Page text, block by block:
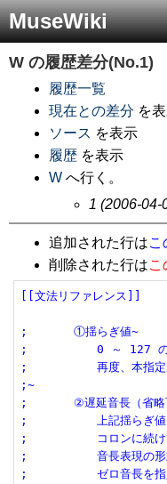
MuseWiki
W の履歴差分(No.1)
履歴一覧
現在との差分 を
ソース を表示
履歴 を表示
W へ行く。
1 (2006-04-
追加された行はこ
削除された行はこ
[[文法リファレンス]]
;　　　　①揺らぎ値~
;　　　　　　0 ～ 127 の
;　　　　　　再度、本指
;~
;　　　　②遅延音長（省略
;　　　　　　上記揺らぎ
;　　　　　　コロンに続
;　　　　　　音長表現の
;　　　　　　ゼロ音長を